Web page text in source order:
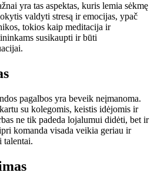
yra tas aspektas, kuris lemia sėkmę
valdyti stresą ir emocijas, ypač
tokios kaip meditacija ir
susikaupti ir būti
pagalbos yra beveik neįmanoma.
su kolegomis, keistis idėjomis ir
ne tik padeda lojalumui didėti, bet ir
komanda visada veikia geriau ir
talentai.